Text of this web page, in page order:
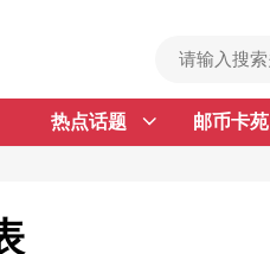
首 页
热点话题 邮币卡苑